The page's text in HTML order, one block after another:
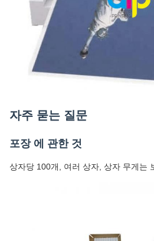
자주 묻는 질문
포장 에 관한 것
상자당 100개, 여러 상자, 상자 무게는